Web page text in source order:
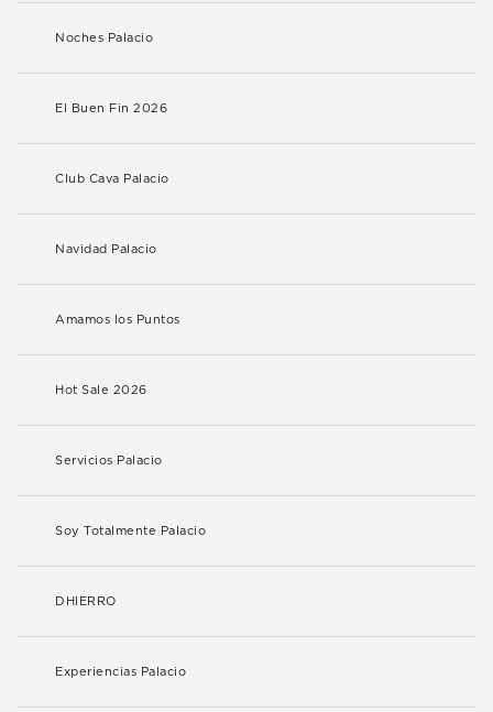
Noches Palacio
El Buen Fin 2026
Club Cava Palacio
Navidad Palacio
Amamos los Puntos
Hot Sale 2026
Servicios Palacio
Soy Totalmente Palacio
DHIERRO
Experiencias Palacio